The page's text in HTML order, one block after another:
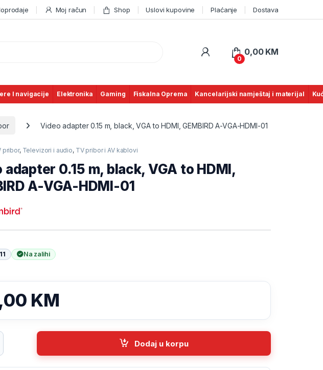
Moj račun Shop Uslovi kupovine Plaćanje Dostava
0
0,00 KM
I navigacije Elektronika Gaming Fiskalna Oprema Kancelarijski namještaj i materijal
Video adapter 0.15 m, black, VGA to HDMI, GEMBIRD A-VGA-HDMI-01
pribor, Televizori i audio, TV pribor i AV kablovi
adapter 0.15 m, black, VGA to HDMI,
A-VGA-HDMI-01
Na zalihi
KM
0.15 m, black, VGA to HDMI, GEMBIRD A-VGA-HDMI-01 quantity
Dodaj u korpu